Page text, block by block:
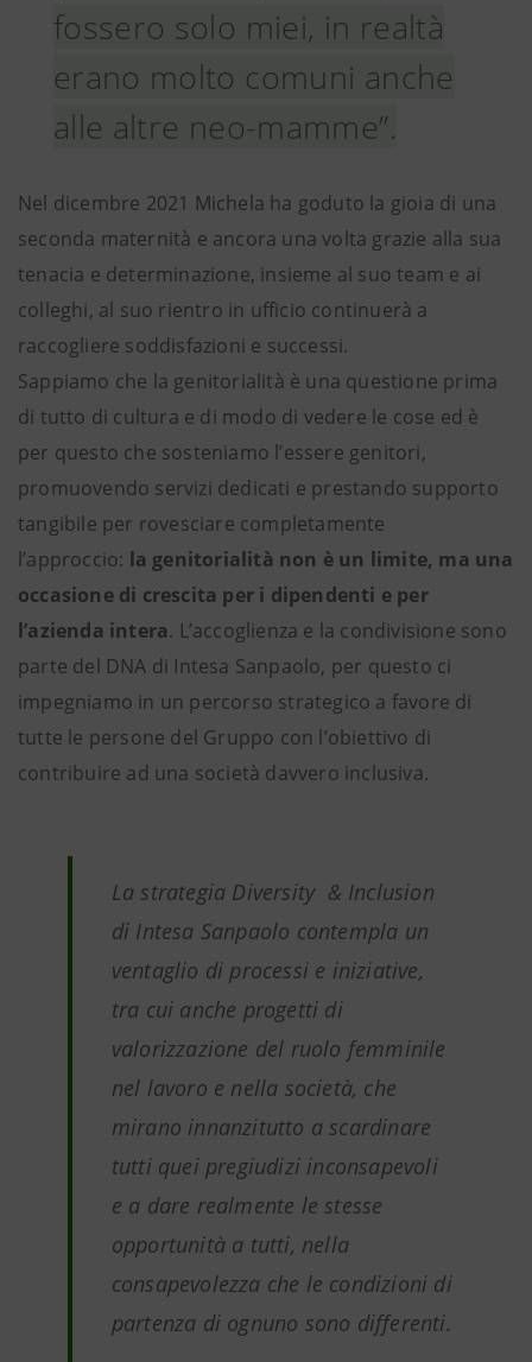
fossero solo miei, in realtà
erano molto comuni anche
alle altre neo-mamme”.
Nel dicembre 2021 Michela ha goduto la gioia di una
seconda maternità e ancora una volta grazie alla sua
tenacia e determinazione, insieme al suo team e ai
colleghi, al suo rientro in ufficio continuerà a
raccogliere soddisfazioni e successi.
Sappiamo che la genitorialità è una questione prima
di tutto di cultura e di modo di vedere le cose ed è
per questo che sosteniamo l’essere genitori,
promuovendo servizi dedicati e prestando supporto
tangibile per rovesciare completamente
l’approccio: la genitorialità non è un limite, ma una
occasione di crescita per i dipendenti e per
l’azienda intera. L’accoglienza e la condivisione sono
parte del DNA di Intesa Sanpaolo, per questo ci
impegniamo in un percorso strategico a favore di
tutte le persone del Gruppo con l’obiettivo di
contribuire ad una società davvero inclusiva.
La strategia Diversity & Inclusion
di Intesa Sanpaolo contempla un
ventaglio di processi e iniziative,
tra cui anche progetti di
valorizzazione del ruolo femminile
nel lavoro e nella società, che
mirano innanzitutto a scardinare
tutti quei pregiudizi inconsapevoli
e a dare realmente le stesse
opportunità a tutti, nella
consapevolezza che le condizioni di
partenza di ognuno sono differenti.